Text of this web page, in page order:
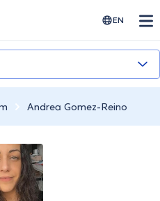
EN
Andrea Gomez-Reino